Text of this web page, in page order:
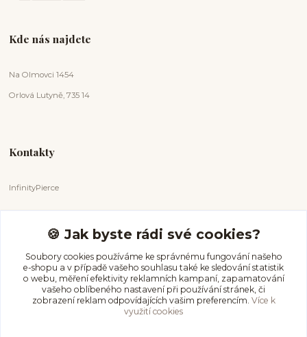
Kde nás najdete
Na Olmovci 1454
Orlová Lutyně, 735 14
Kontakty
InfinityPierce
+420 731 681 038
(Po-Ne, 9-18 hod.)
info@infinitypierce.cz
🍪 Jak byste rádi své cookies?
Soubory cookies používáme ke správnému fungování našeho
e-shopu a v případě vašeho souhlasu také ke sledování statistik
o webu, měření efektivity reklamních kampaní, zapamatování
vašeho oblíbeného nastavení při používání stránek, či
zobrazení reklam odpovídajících vašim preferencím. Více k
využití cookies